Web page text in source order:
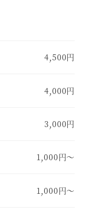
4,500円
4,000円
3,000円
1,000円～
1,000円～